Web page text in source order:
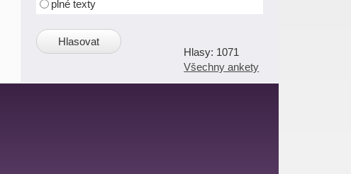
plné texty
1071
Všechny ankety